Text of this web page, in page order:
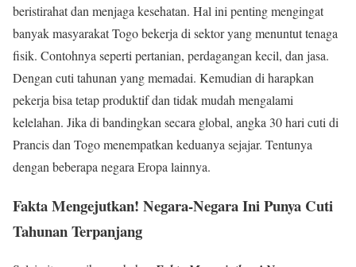
beristirahat dan menjaga kesehatan. Hal ini penting mengingat
banyak masyarakat Togo bekerja di sektor yang menuntut tenaga
fisik. Contohnya seperti pertanian, perdagangan kecil, dan jasa.
Dengan cuti tahunan yang memadai. Kemudian di harapkan
pekerja bisa tetap produktif dan tidak mudah mengalami
kelelahan. Jika di bandingkan secara global, angka 30 hari cuti di
Prancis dan Togo menempatkan keduanya sejajar. Tentunya
dengan beberapa negara Eropa lainnya.
Fakta Mengejutkan! Negara-Negara Ini Punya Cuti
Tahunan Terpanjang